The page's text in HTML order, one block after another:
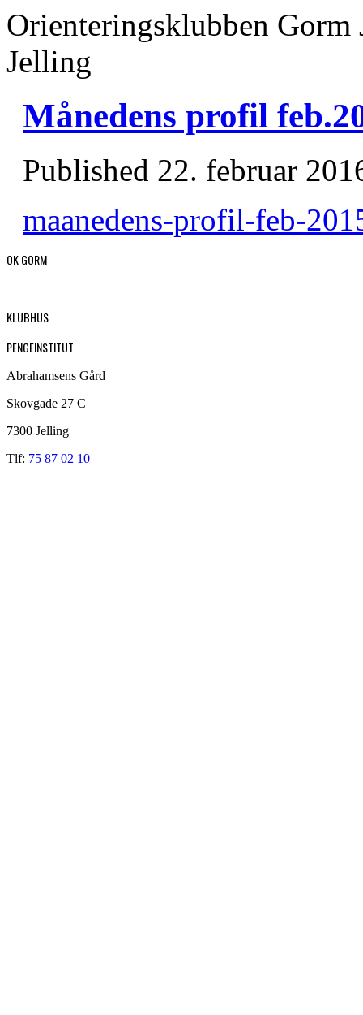
Orienteringsklubben
Jelling
Månedens profil
Published 22. februar
maanedens-profil-feb-
OK GORM
KLUBHUS
PENGEINSTITUT
Abrahamsens Gård
Skovgade 27 C
7300 Jelling
Tlf: 75 87 02 10